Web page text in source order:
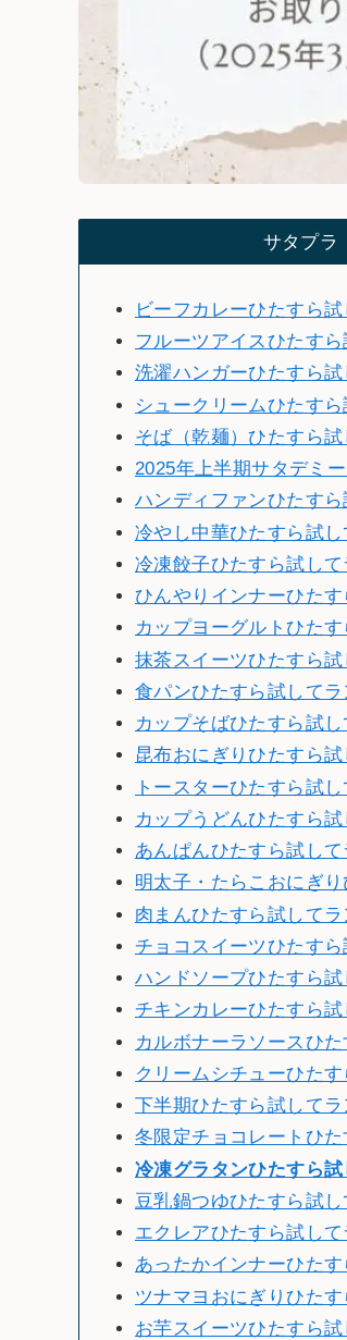
サタプラ
ビーフカレーひたすら
フルーツアイスひたす
洗濯ハンガーひたすら試
シュークリームひたす
そば（乾麺）ひたすら
2025年上半期サタデミ
ハンディファンひたすら
冷やし中華ひたすら試し
冷凍餃子ひたすら試し
ひんやりインナーひたす
カップヨーグルトひた
抹茶スイーツひたすら試
食パンひたすら試してラ
カップそばひたすら試
昆布おにぎりひたすら
トースターひたすら試
カップうどんひたすら
あんぱんひたすら試して
明太子・たらこおにぎ
肉まんひたすら試してラ
チョコスイーツひたす
ハンドソープひたすら試
チキンカレーひたすら
カルボナーラソースひ
クリームシチューひた
下半期ひたすら試してラ
冬限定チョコレートひた
冷凍グラタンひたすら
豆乳鍋つゆひたすら試
エクレアひたすら試し
あったかインナーひた
ツナマヨおにぎりひた
お芋スイーツひたすら